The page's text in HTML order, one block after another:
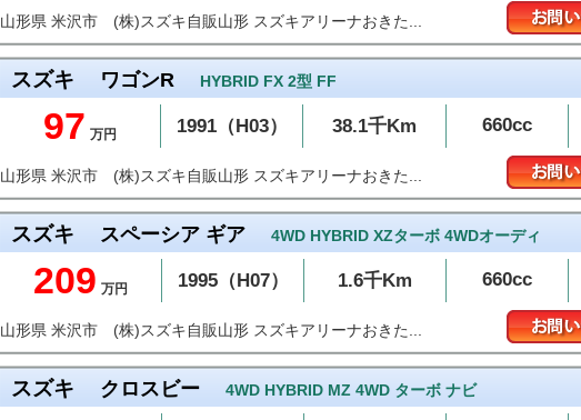
山形県 米沢市 (株)スズキ自販山形 スズキアリーナおきた...
スズキ ワゴンR HYBRID FX 2型 FF
97 万円 1991（H03） 38.1千Km 660cc
山形県 米沢市 (株)スズキ自販山形 スズキアリーナおきた...
スズキ スペーシア ギア 4WD HYBRID XZターボ 4WDオーディ
209 万円 1995（H07） 1.6千Km 660cc
山形県 米沢市 (株)スズキ自販山形 スズキアリーナおきた...
スズキ クロスビー 4WD HYBRID MZ 4WD ターボ ナビ